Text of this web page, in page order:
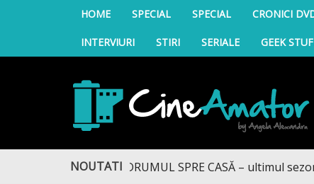
HOME SPECIAL SPECIAL CRONICI
INTERVIURI STIRI SERIALE GEEK
CineAmator
NOUTATIDRUMUL SPRE CASĂ – ultimul sezon